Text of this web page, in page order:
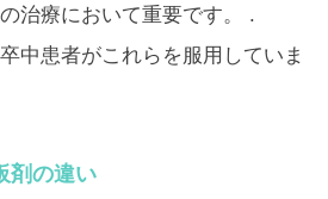
治療において重要です。 .
中患者がこれらを服用していま
剤の違い